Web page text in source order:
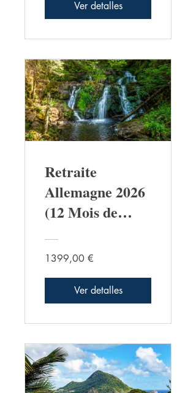
Ver detalles
Retraite
Allemagne 2026
(12 Mois de
1399,00 €
Ver detalles